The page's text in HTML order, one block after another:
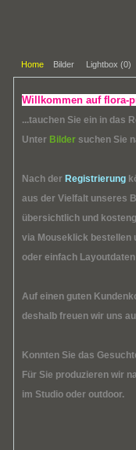
Home Bilder Lightbox (0)
Willkommen auf flora-
...tauchen Sie ein in das
Unter Bilder suchen Sie
Nach der Registrierung
aus der Vielfalt unseres
übersichtlich und
via Mouseklick bestellen
oder einfach
Auf einen guten
deshalb freuen wir uns
Konnten Sie das
Für Sie produzieren wir
im Studio oder outdoor.